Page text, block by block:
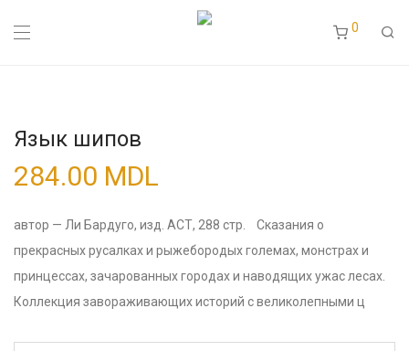
0
Язык шипов
284.00 MDL
автор — Ли Бардуго, изд. АСТ, 288 стр. Сказания о
прекрасных русалках и рыжебородых големах, монстрах и
принцессах, зачарованных городах и наводящих ужас лесах.
Коллекция завораживающих историй с великолепными ц